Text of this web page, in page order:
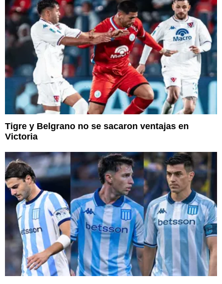
Tigre y Belgrano no se sacaron ventajas en
Victoria